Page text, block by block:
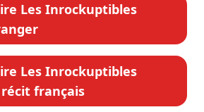
Les Inrockuptibles
Les Inrockuptibles
français